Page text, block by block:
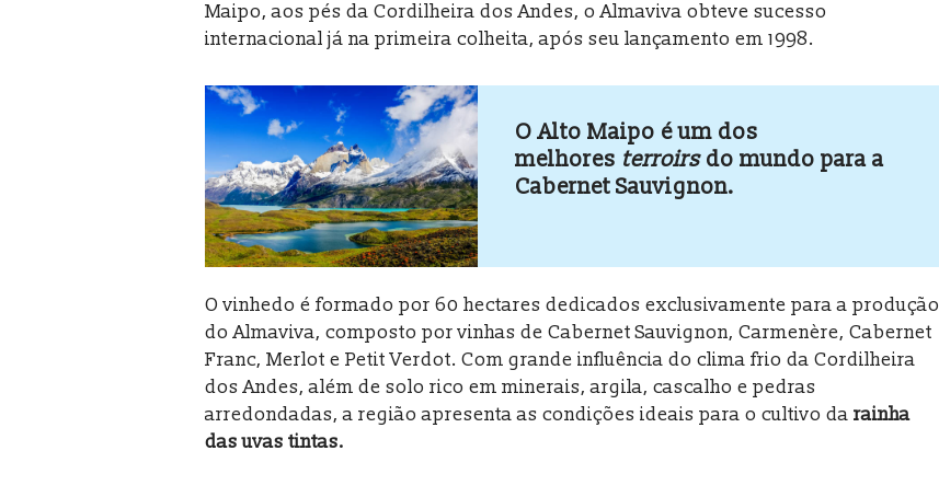
Maipo, aos pés da Cordilheira dos Andes, o Almaviva obteve sucesso
internacional já na primeira colheita, após seu lançamento em 1998.
O Alto Maipo é um dos
melhores terroirs do mundo para a
Cabernet Sauvignon.
O vinhedo é formado por 60 hectares dedicados exclusivamente para a produção
do Almaviva, composto por vinhas de Cabernet Sauvignon, Carmenère, Cabernet
Franc, Merlot e Petit Verdot. Com grande influência do clima frio da Cordilheira
dos Andes, além de solo rico em minerais, argila, cascalho e pedras
arredondadas, a região apresenta as condições ideais para o cultivo da rainha
das uvas tintas.